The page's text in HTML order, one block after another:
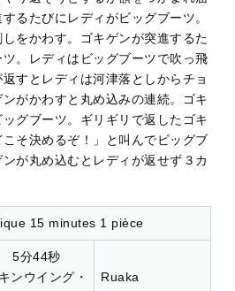
るたびにレディがビッグブーツ。
をかわす。ゴキゲンが突進するた
。レディはビッグブーツで吹っ飛
すとレディは河津落としからチョ
がかわすと丸め込みの連続。ゴキ
グブーツ。ギリギリで返したゴキ
そ決めるぞ！」と叫んでビッグブ
が丸め込むとレディが返せず３カ
15 minutes 1 pièce
5分44秒
ンウイング・
Ruaka